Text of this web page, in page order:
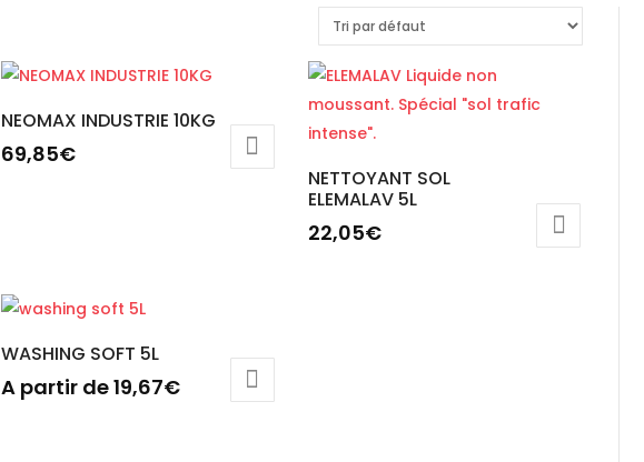
NEOMAX INDUSTRIE 10KG
69,85€
NETTOYANT SOL
ELEMALAV 5L
22,05€
WASHING SOFT 5L
A partir de19,67€